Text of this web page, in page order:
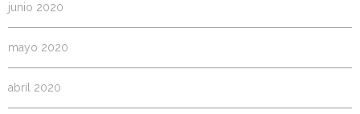
junio 2020
mayo 2020
abril 2020